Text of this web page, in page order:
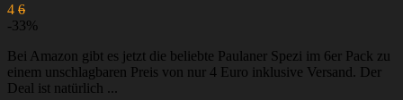
4 6
-33%
Bei Amazon gibt es jetzt die beliebte Paulaner Spezi im 6er Pack zu
einem unschlagbaren Preis von nur 4 Euro inklusive Versand. Der
Deal ist natürlich ...